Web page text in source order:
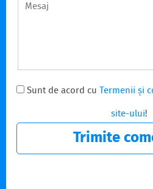
Sunt de acord cuTermenii și
site-ului!